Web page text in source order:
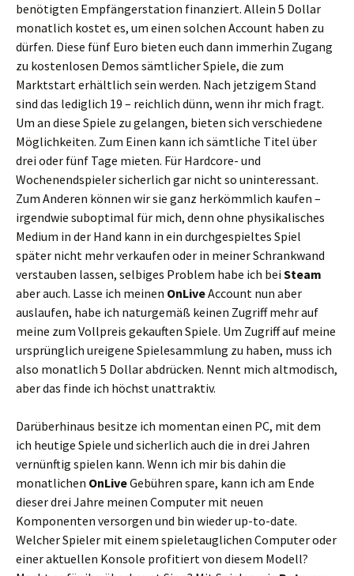
benötigten Empfängerstation finanziert. Allein 5 Dollar
monatlich kostet es, um einen solchen Account haben zu
dürfen. Diese fünf Euro bieten euch dann immerhin Zugang
zu kostenlosen Demos sämtlicher Spiele, die zum
Marktstart erhältlich sein werden. Nach jetzigem Stand
sind das lediglich 19 – reichlich dünn, wenn ihr mich fragt.
Um an diese Spiele zu gelangen, bieten sich verschiedene
Möglichkeiten. Zum Einen kann ich sämtliche Titel über
drei oder fünf Tage mieten. Für Hardcore- und
Wochenendspieler sicherlich gar nicht so uninteressant.
Zum Anderen können wir sie ganz herkömmlich kaufen –
irgendwie suboptimal für mich, denn ohne physikalisches
Medium in der Hand kann in ein durchgespieltes Spiel
später nicht mehr verkaufen oder in meiner Schrankwand
verstauben lassen, selbiges Problem habe ich bei Steam
aber auch. Lasse ich meinen OnLiveAccount nun aber
auslaufen, habe ich naturgemäß keinen Zugriff mehr auf
meine zum Vollpreis gekauften Spiele. Um Zugriff auf meine
ursprünglich ureigene Spielesammlung zu haben, muss ich
also monatlich 5 Dollar abdrücken. Nennt mich altmodisch,
aber das finde ich höchst unattraktiv.
Darüberhinaus besitze ich momentan einen PC, mit dem
ich heutige Spiele und sicherlich auch die in drei Jahren
vernünftig spielen kann. Wenn ich mir bis dahin die
monatlichen OnLiveGebühren spare, kann ich am Ende
dieser drei Jahre meinen Computer mit neuen
Komponenten versorgen und bin wieder up-to-date.
Welcher Spieler mit einem spieletauglichen Computer oder
einer aktuellen Konsole profitiert von diesem Modell?